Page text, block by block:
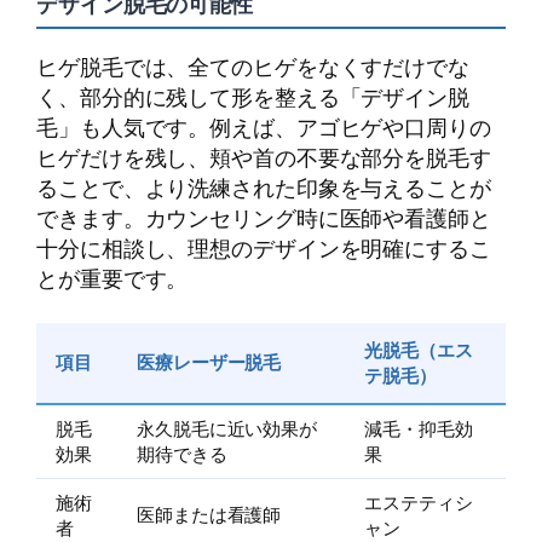
ヒゲ脱毛では、全てのヒゲをなくすだけでな
く、部分的に残して形を整える「デザイン脱
毛」も人気です。例えば、アゴヒゲや口周りの
ヒゲだけを残し、頬や首の不要な部分を脱毛す
ることで、より洗練された印象を与えることが
できます。カウンセリング時に医師や看護師と
十分に相談し、理想のデザインを明確にするこ
とが重要です。
項目 医療レーザー脱毛
光脱毛（エス
テ脱毛）
脱毛
効果
永久脱毛に近い効果が
期待できる
減毛・抑毛効
果
施術
者
医師または看護師
エステティシ
ャン